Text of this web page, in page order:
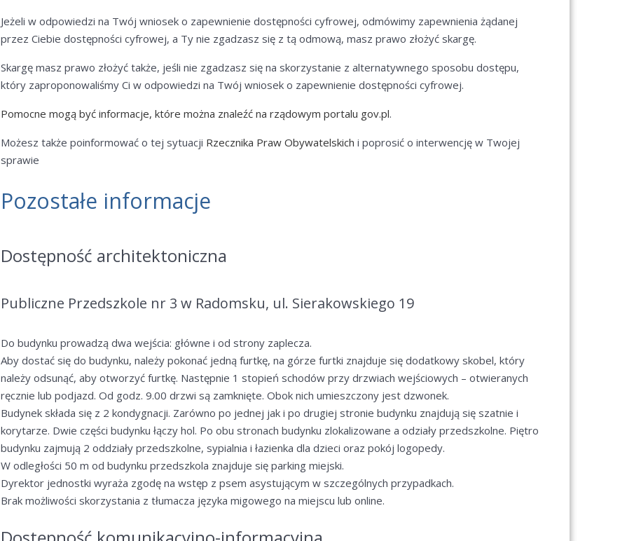
Jeżeli w odpowiedzi na Twój wniosek o zapewnienie dostępności cyfrowej, odmówimy zapewnienia żądanej
przez Ciebie dostępności cyfrowej, a Ty nie zgadzasz się z tą odmową, masz prawo złożyć skargę.
Skargę masz prawo złożyć także, jeśli nie zgadzasz się na skorzystanie z alternatywnego sposobu dostępu,
który zaproponowaliśmy Ci w odpowiedzi na Twój wniosek o zapewnienie dostępności cyfrowej.
Pomocne mogą być informacje, które można znaleźć na rządowym portalu gov.pl.
Możesz także poinformować o tej sytuacji Rzecznika Praw Obywatelskich i poprosić o interwencję w Twojej
sprawie
Pozostałe informacje
Dostępność architektoniczna
Publiczne Przedszkole nr 3 w Radomsku, ul. Sierakowskiego 19
Do budynku prowadzą dwa wejścia: główne i od strony zaplecza.
Aby dostać się do budynku, należy pokonać jedną furtkę, na górze furtki znajduje się dodatkowy skobel, który
należy odsunąć, aby otworzyć furtkę. Następnie 1 stopień schodów przy drzwiach wejściowych – otwieranych
ręcznie lub podjazd. Od godz. 9.00 drzwi są zamknięte. Obok nich umieszczony jest dzwonek.
Budynek składa się z 2 kondygnacji. Zarówno po jednej jak i po drugiej stronie budynku znajdują się szatnie i
korytarze. Dwie części budynku łączy hol. Po obu stronach budynku zlokalizowane a odziały przedszkolne. Piętro
budynku zajmują 2 oddziały przedszkolne, sypialnia i łazienka dla dzieci oraz pokój logopedy.
W odległości 50 m od budynku przedszkola znajduje się parking miejski.
Dyrektor jednostki wyraża zgodę na wstęp z psem asystującym w szczególnych przypadkach.
Brak możliwości skorzystania z tłumacza języka migowego na miejscu lub online.